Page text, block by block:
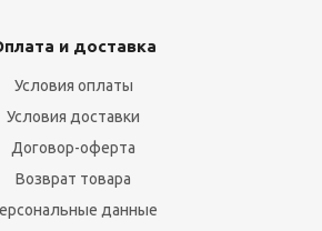
и доставка
Условия оплаты
Условия доставки
Договор-оферта
Возврат товара
данные